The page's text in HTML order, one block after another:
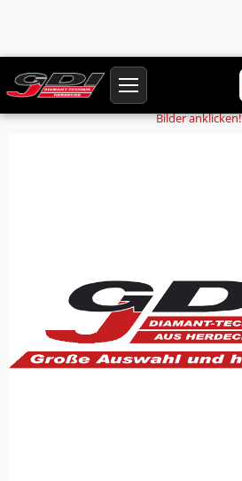
Startseite Produkte Verschlusspfropfen
Bilder anklicken!